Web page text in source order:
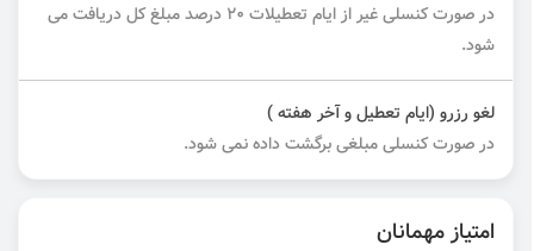
در صورت کنسلی غیر از ایام تعطیلات ۲۰ درصد مبلغ کل دریافت می
شود.
لغو رزرو (ایام تعطیل و آخر هفته )
در صورت کنسلی مبلغی برگشت داده نمی شود.
امتیاز مهمانان